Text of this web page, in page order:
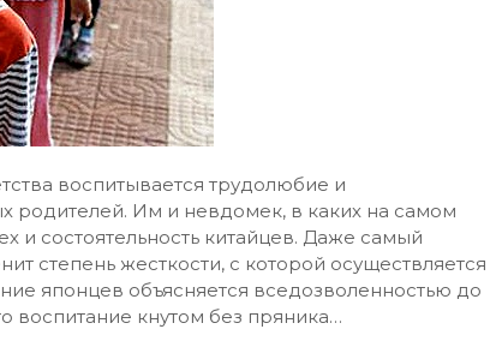
воспитывается трудолюбие и
родителей. Им и невдомек, в каких на самом
и состоятельность китайцев. Даже самый
степень жесткости, с которой осуществляется
японцев объясняется вседозволенностью до
воспитание кнутом без пряника…